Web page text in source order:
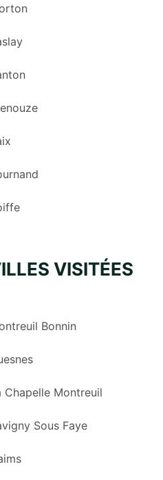
VISITÉES
Bonnin
Chapelle Montreuil
Sous Faye